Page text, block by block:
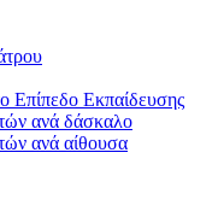
Επίπεδο Εκπαίδευσης
ανά δάσκαλο
ανά αίθουσα